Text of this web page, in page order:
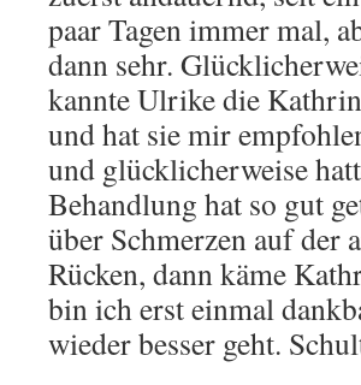
paar Tagen immer mal,
dann sehr.
kannte Ulrike die Kathrin
und hat sie mir
und glücklicherweise
Behandlung hat so gut
über Schmerzen auf der
Rücken, dann käme
bin ich erst einmal
wieder besser geht.